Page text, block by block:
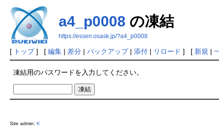
a4_p0008 の凍結
https://essen.osask.jp/?a4_p0008
[ トップ] [ 編集| 差分| バックアップ| 添付| リロード ] [ 新規 |
凍結用のパスワードを入力してください。
Site admin: K